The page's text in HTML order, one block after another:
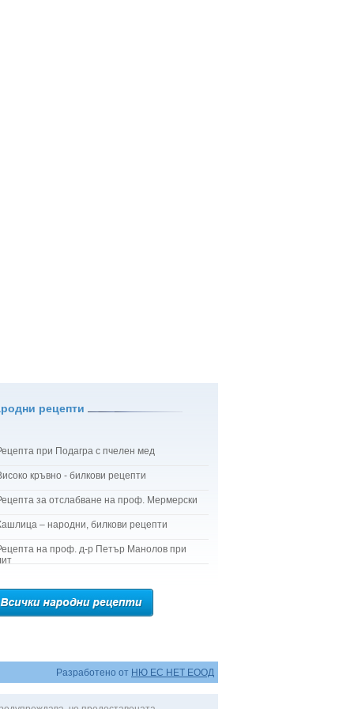
рецепти
при Подагра с пчелен мед
кръвно - билкови рецепти
за отслабване на проф. Мермерски
– народни, билкови рецепти
на проф. д-р Петър Манолов при
Разработено от НЮ ЕС НЕТ ЕООД